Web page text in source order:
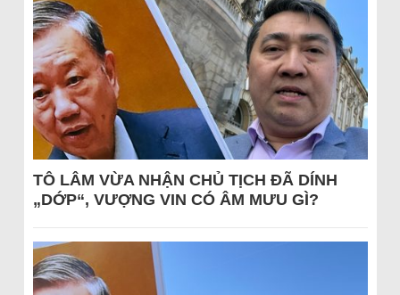
TÔ LÂM VỪA NHẬN CHỦ TỊCH ĐÃ DÍNH
„DỚP“, VƯỢNG VIN CÓ ÂM MƯU GÌ?